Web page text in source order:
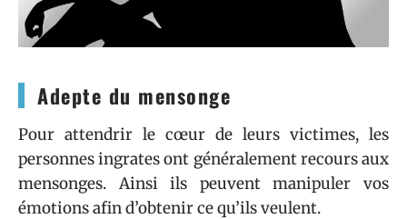
Adepte du mensonge
Pour attendrir le cœur de leurs victimes, les
personnes ingrates ont généralement recours aux
mensonges. Ainsi ils peuvent manipuler vos
émotions afin d’obtenir ce qu’ils veulent.